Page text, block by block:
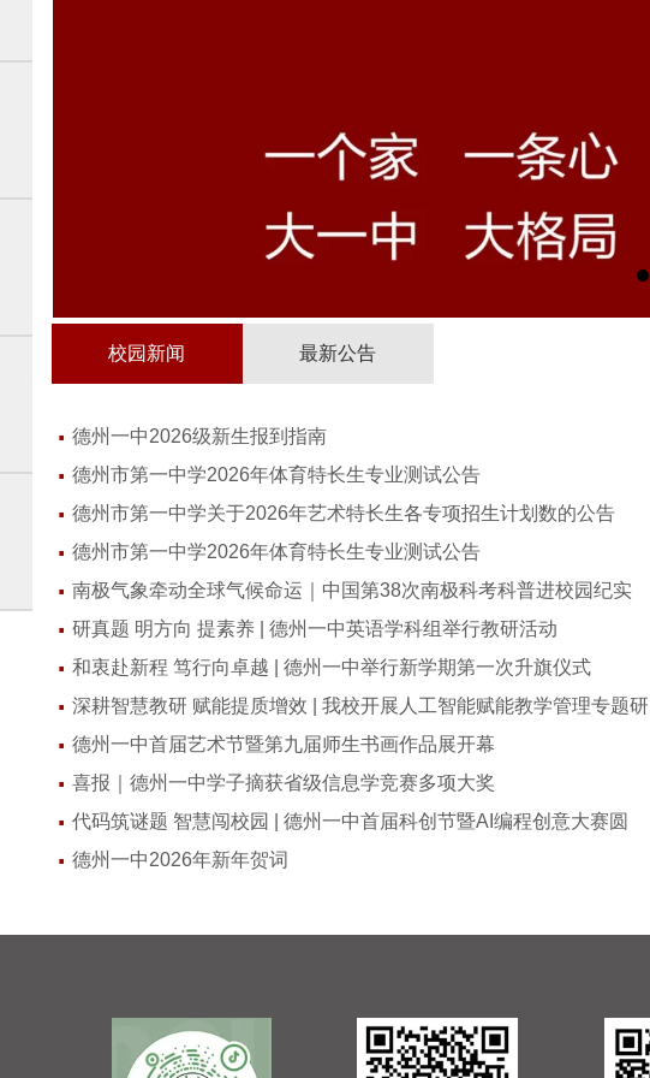
· 德州一中2026级新生报到指南
· 德州市第一中学2026年体育特长生专业测试公告
· 德州市第一中学关于2026年艺术特长生各专项招生计划数的公告
· 德州市第一中学2026年体育特长生专业测试公告
· 南极气象牵动全球气候命运｜中国第38次南极科考科普进校园纪实
· 研真题 明方向 提素养 | 德州一中英语学科组举行教研活动
· 和衷赴新程 笃行向卓越 | 德州一中举行新学期第一次升旗仪式
· 深耕智慧教研 赋能提质增效 | 我校开展人工智能赋能教学管理专题研
· 德州一中首届艺术节暨第九届师生书画作品展开幕
· 喜报｜德州一中学子摘获省级信息学竞赛多项大奖
· 代码筑谜题 智慧闯校园 | 德州一中首届科创节暨AI编程创意大赛圆
· 德州一中2026年新年贺词
校园新闻 最新公告